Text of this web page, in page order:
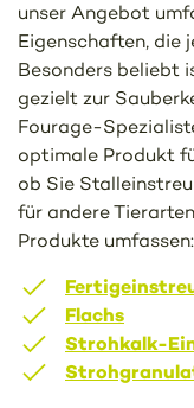
unser Angebot
Eigenschaften, die
Besonders beliebt
gezielt zur
Fourage-
optimale Produkt
ob Sie
für andere
Produkte umfassen:
Flachs
Strohkalk-